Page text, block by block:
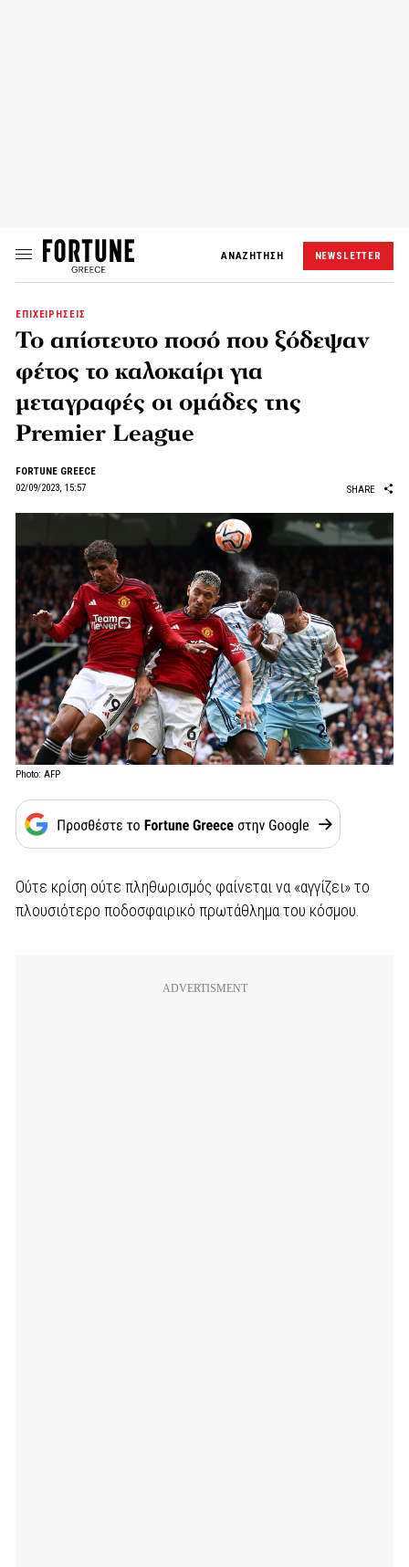
ΑΝΑΖΗΤΗΣΗ NEWSLETTER
ΕΠΙΧΕΙΡΗΣΕΙΣ
Το απίστευτο ποσό που ξόδεψαν
φέτος το καλοκαίρι για
μεταγραφές οι ομάδες της
Premier League
FORTUNE GREECE
02/09/2023, 15:57
SHARE
Photo: AFP
Ούτε κρίση ούτε πληθωρισμός φαίνεται να «αγγίζει» το
πλουσιότερο ποδοσφαιρικό πρωτάθλημα του κόσμου.